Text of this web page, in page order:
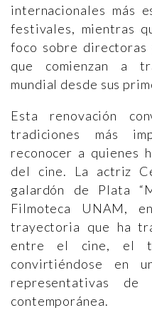
internacionales más
festivales, mientras
foco sobre
que comienzan a
mundial desde sus
Esta renovación
tradiciones más
reconocer a quienes
del cine. La actriz
galardón de Plata
Filmoteca UNAM,
trayectoria que ha
entre el cine, el
convirtiéndose en
representativas de
contemporánea.